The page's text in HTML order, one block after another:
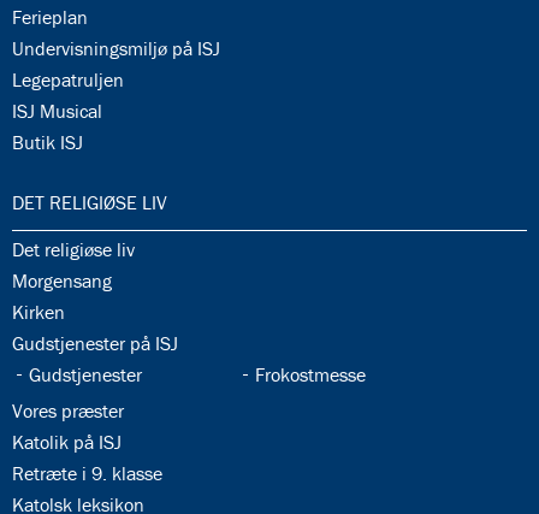
34.13:
Ferieplan
34.14:
Undervisningsmiljø på ISJ
34.15:
Legepatruljen
34.16:
ISJ Musical
34.17:
Butik ISJ
35.0:
DET RELIGIØSE LIV
35.1:
Det religiøse liv
35.2:
Morgensang
35.3:
Kirken
35.4:
Gudstjenester på ISJ
35.5:
Gudstjenester 35.6:
Frokostmesse
35.7:
Vores præster
35.8:
Katolik på ISJ
35.9:
Retræte i 9. klasse
35.10:
Katolsk leksikon